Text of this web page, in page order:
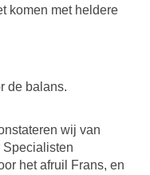
komen met heldere
de balans.
wij van
Specialisten
het afruil Frans, en